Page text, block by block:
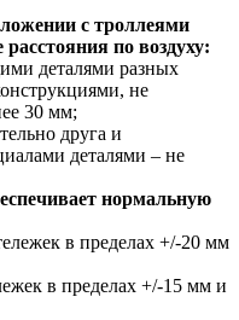
с троллеями
по воздуху:
деталями разных
не
30 мм;
друга и
деталями – не
нормальную
в пределах +/-20 мм
в пределах +/-15 мм и